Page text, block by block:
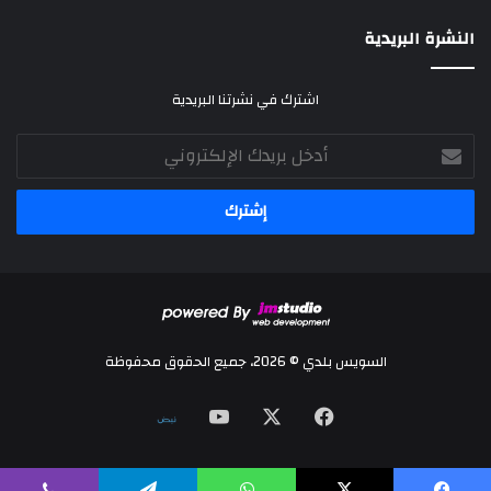
النشرة البريدية
اشترك في نشرتنا البريدية
أدخل
بريدك
الإلكتروني
السويس بلدي © 2026، جميع الحقوق محفوظة
فيسبوك ‫YouTube